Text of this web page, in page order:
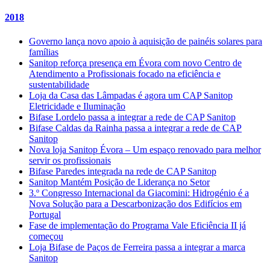
2018
Governo lança novo apoio à aquisição de painéis solares para
famílias
Sanitop reforça presença em Évora com novo Centro de
Atendimento a Profissionais focado na eficiência e
sustentabilidade
Loja da Casa das Lâmpadas é agora um CAP Sanitop
Eletricidade e Iluminação
Bifase Lordelo passa a integrar a rede de CAP Sanitop
Bifase Caldas da Rainha passa a integrar a rede de CAP
Sanitop
Nova loja Sanitop Évora – Um espaço renovado para melhor
servir os profissionais
Bifase Paredes integrada na rede de CAP Sanitop
Sanitop Mantém Posição de Liderança no Setor
3.º Congresso Internacional da Giacomini: Hidrogénio é a
Nova Solução para a Descarbonização dos Edifícios em
Portugal
Fase de implementação do Programa Vale Eficiência II já
começou
Loja Bifase de Paços de Ferreira passa a integrar a marca
Sanitop